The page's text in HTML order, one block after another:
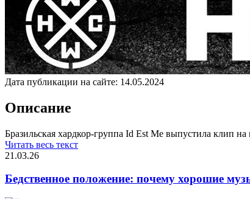
Дата публикации на сайте: 14.05.2024
Описание
Бразильская хардкор-группа Id Est Me выпустила клип
Читать весь текст
21.03.26
Бедственное положение: почему хорошие